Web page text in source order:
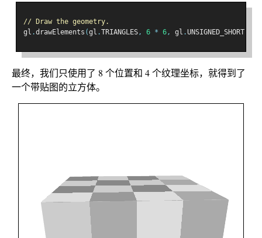
// Draw the geometry.
gl .drawElements (gl .TRIANGLES, 6 * 6, gl .UNSIGNED_SHORT
最终，我们只使用了 8 个位置和 4 个纹理坐标，就得到了
一个带贴图的立方体。